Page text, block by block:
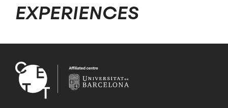
de
negocio
negocios
en
una
empresa
EXPERIENCES